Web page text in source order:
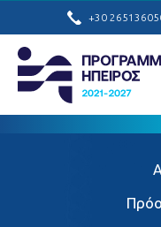
+30